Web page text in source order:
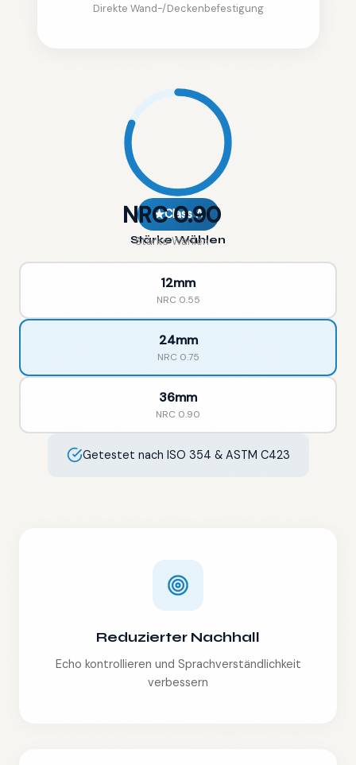
Direkte Wand-/Deckenbefestigung
NRC 0.90
Stärke Wählen
★Class A
Stärke Wählen
12mm
NRC 0.55
24mm
NRC 0.75
36mm
NRC 0.90
Getestet nach ISO 354 & ASTM C423
Reduzierter Nachhall
Echo kontrollieren und Sprachverständlichkeit
verbessern